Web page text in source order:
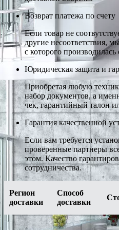
Возврат платежа по счету
Если товар не
другие несоответствия,
с которого производилась
Юридическая защита и
Приобретая любую
набор документов, а
чек, гарантийный талон
Гарантия качественной
Если вам требуется
проверенные партнеры
этом. Качество
сотрудничества.
Регион
доставки
Способ
доставки